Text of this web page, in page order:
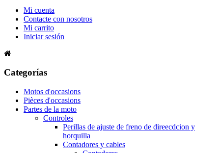
Mi cuenta
Contacte con nosotros
Mi carrito
Iniciar sesión
Categorías
Motos d'occasions
Pièces d'occasions
Partes de la moto
Controles
Perillas de ajuste de freno de direecdcion y
horquilla
Contadores y cables